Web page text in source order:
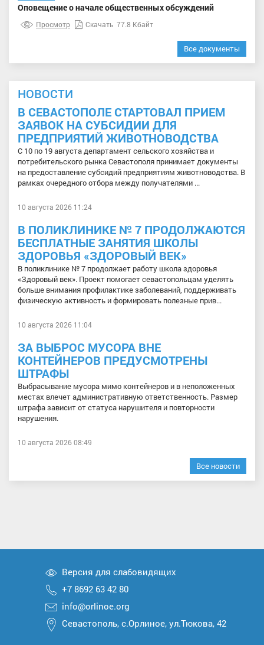
Оповещение о начале общественных обсуждений
Просмотр Скачать 77.8 Кбайт
Все документы
НОВОСТИ
В СЕВАСТОПОЛЕ СТАРТОВАЛ ПРИЕМ
ЗАЯВОК НА СУБСИДИИ ДЛЯ
ПРЕДПРИЯТИЙ ЖИВОТНОВОДСТВА
С 10 по 19 августа департамент сельского хозяйства и
потребительского рынка Севастополя принимает документы
на предоставление субсидий предприятиям животноводства. В
рамках очередного отбора между получателями ...
10 августа 2026 11:24
В ПОЛИКЛИНИКЕ № 7 ПРОДОЛЖАЮТСЯ
БЕСПЛАТНЫЕ ЗАНЯТИЯ ШКОЛЫ
ЗДОРОВЬЯ «ЗДОРОВЫЙ ВЕК»
В поликлинике № 7 продолжает работу школа здоровья
«Здоровый век». Проект помогает севастопольцам уделять
больше внимания профилактике заболеваний, поддерживать
физическую активность и формировать полезные прив...
10 августа 2026 11:04
ЗА ВЫБРОС МУСОРА ВНЕ
КОНТЕЙНЕРОВ ПРЕДУСМОТРЕНЫ
ШТРАФЫ
Выбрасывание мусора мимо контейнеров и в неположенных
местах влечет административную ответственность. Размер
штрафа зависит от статуса нарушителя и повторности
нарушения.
10 августа 2026 08:49
Все новости
Версия для слабовидящих
+7 8692 63 42 80
info@orlinoe.org
Севастополь, с.Орлиное, ул.Тюкова, 42